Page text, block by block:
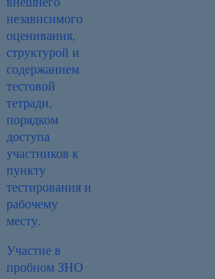
независимого
оценивания,
структурой и
содержанием
тестовой
тетради,
порядком
доступа
участников к
пункту
тестирования и
рабочему
месту.
Участие в
пробном ЗНО